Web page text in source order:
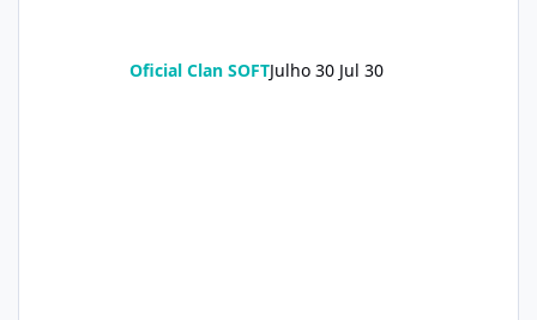
Oficial Clan SOFTJulho 30 Jul 30